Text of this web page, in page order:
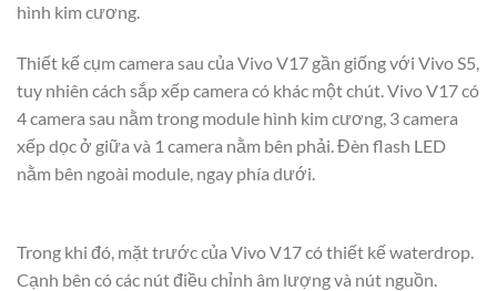
hình kim cương.
Thiết kế cụm camera sau của Vivo V17 gần giống với Vivo S5,
tuy nhiên cách sắp xếp camera có khác một chút. Vivo V17 có
4 camera sau nằm trong module hình kim cương, 3 camera
xếp dọc ở giữa và 1 camera nằm bên phải. Đèn flash LED
nằm bên ngoài module, ngay phía dưới.
Trong khi đó, mặt trước của Vivo V17 có thiết kế waterdrop.
Cạnh bên có các nút điều chỉnh âm lượng và nút nguồn.